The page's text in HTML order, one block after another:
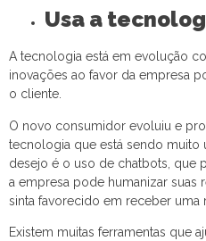
Usa a
A tecnologia está em evolução
inovações ao favor da empresa
o cliente.
O novo consumidor evoluiu e
tecnologia que está sendo muito
desejo é o uso de chatbots, que
a empresa pode humanizar suas
sinta favorecido em receber uma
Existem muitas ferramentas que